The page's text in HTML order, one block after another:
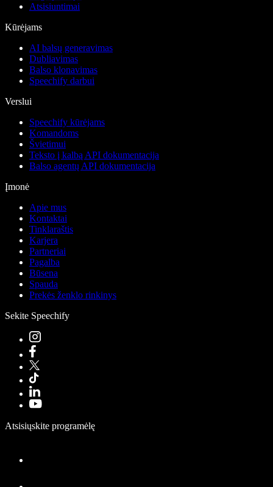
Atsisiuntimai
Kūrėjams
AI balsų generavimas
Dubliavimas
Balso klonavimas
Speechify darbui
Verslui
Speechify kūrėjams
Komandoms
Švietimui
Teksto į kalbą API dokumentacija
Balso agentų API dokumentacija
Įmonė
Apie mus
Kontaktai
Tinklaraštis
Karjera
Partneriai
Pagalba
Būsena
Spauda
Prekės ženklo rinkinys
Sekite Speechify
Atsisiųskite programėlę